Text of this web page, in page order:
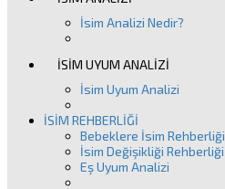
İsim Analizi Nedir?
İSİM UYUM ANALİZİ
İsim Uyum Analizi
İSİM REHBERLİĞİ
Bebeklere İsim Rehberliği
İsim Değişikliği Rehberliği
Eş Uyum Analizi